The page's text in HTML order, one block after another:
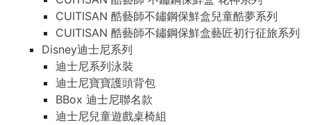
CUITISAN 酷藝師不鏽鋼保鮮盒兒童酷夢系列
CUITISAN 酷藝師不鏽鋼保鮮盒藝匠初行征旅系列
Disney迪士尼系列
迪士尼系列泳裝
迪士尼寶寶護頭背包
BBox 迪士尼聯名款
迪士尼兒童遊戲桌椅組